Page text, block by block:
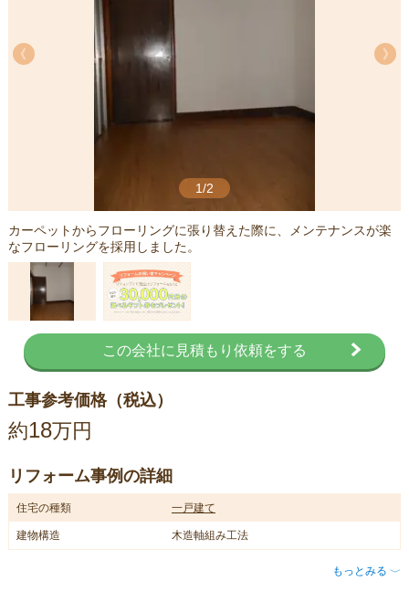
1/2
《
《
カーペットからフローリングに張り替えた際に、メンテナンスが楽
なフローリングを採用しました。
この会社に見積もり依頼をする
工事参考価格（税込）
約18万円
リフォーム事例の詳細
住宅の種類 一戸建て
建物構造 木造軸組み工法
もっとみる 〈